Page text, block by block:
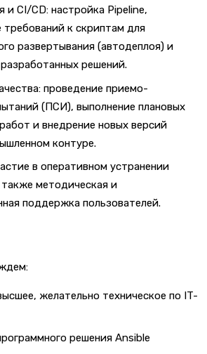
и CI/CD: настройка Pipeline,
к скриптам для
развертывания (автодеплоя) и
решений.
проведение приемо-
(ПСИ), выполнение плановых
и внедрение новых версий
контуре.
в оперативном устранении
методическая и
поддержка пользователей.
желательно техническое по IT-
решения Ansible